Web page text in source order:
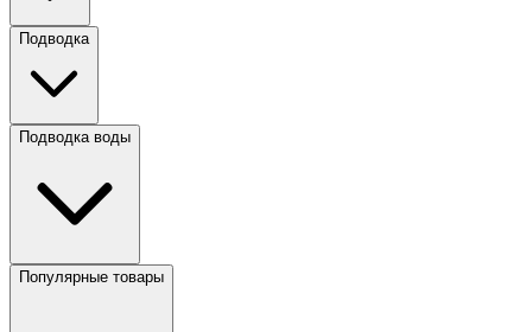
Подводка
Подводка воды
Популярные товары